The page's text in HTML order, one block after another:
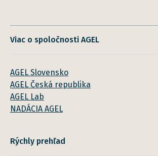
Viac o spoločnosti AGEL
AGEL Slovensko
AGEL Česká republika
AGEL Lab
NADÁCIA AGEL
Rýchly prehľad